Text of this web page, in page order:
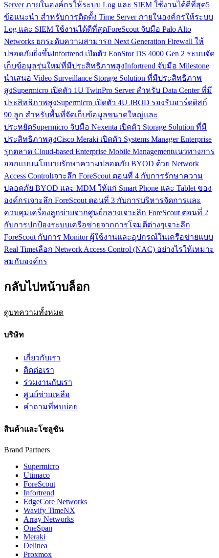
Server ภายในองค์กรให้ระบบ Log และ SIEM ใช้งานได้ดีที่สุด5
ข้อแนะนำ สำหรับการติดตั้ง Time Server ภายในองค์กรให้ระบบ
Log และ SIEM ใช้งานได้ดีที่สุดForeScout จับมือ Palo Alto
Networks ยกระดับความสามารถ Next Generation Firewall ให้
ปลอดภัยยิ่งขึ้นInfortrend เปิดตัว EonStor DS 4000 Gen 2 ระบบจัด
เก็บข้อมูลรุ่นใหม่ที่มีประสิทธิภาพสูงInfortrend จับมือ Milestone
นำเสนอ Video Surveillance Storage Solution ที่มีประสิทธิภาพ
สูงSupermicro เปิดตัว 1U TwinPro Server สำหรับ Data Center ที่มี
ประสิทธิภาพสูงSupermicro เปิดตัว 4U JBOD รองรับฮาร์ดดิสก์
90 ลูก สำหรับพื้นที่จัดเก็บข้อมูลขนาดใหญ่และ
ประหยัดSupermicro จับมือ Nexenta เปิดตัว Storage Solution ที่มี
ประสิทธิภาพสูงCisco Meraki เปิดตัว Systems Manager Enterprise
รุกตลาด Cloud-based Enterprise Mobile Managementแนวทางการ
ออกแบบนโยบายรักษาความปลอดภัย BYOD ด้วย Network
Access Controlเจาะลึก ForeScout ตอนที่ 4 กับการรักษาความ
ปลอดภัย BYOD และ MDM ให้แก่ Smart Phone และ Tablet ของ
องค์กรเจาะลึก ForeScout ตอนที่ 3 กับการบริหารจัดการและ
ควบคุมเครื่องลูกข่ายจากศูนย์กลางเจาะลึก ForeScout ตอนที่ 2
กับการปกป้องระบบเครือข่ายจากการโจมตีต่างๆเจาะลึก
ForeScout กับการ Monitor ผู้ใช้งานและอุปกรณ์ในเครือข่ายแบบ
Real Timeเลือก Network Access Control (NAC) อย่างไรให้เหมาะ
สมกับองค์กร
กลับไปหน้าบล็อก
ดูบทความทั้งหมด
บริษัท
เกี่ยวกับเรา
ติดต่อเรา
ร่วมงานกับเรา
ศูนย์ช่วยเหลือ
คำถามที่พบบ่อย
สินค้าและโซลูชัน
Brand Partners
Supermicro
Utimaco
ForeScout
Infortrend
EdgeCore Networks
Wavify TimeNX
Array Networks
OneSpan
Meraki
Delinea
Proxmox